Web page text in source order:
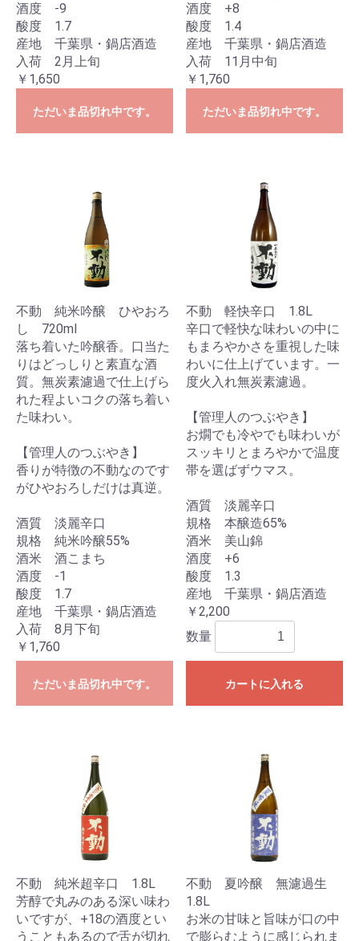
酒度 -9
酸度 1.7
産地 千葉県・鍋店酒造
入荷 2月上旬
￥1,650
ただいま品切れ中です。
酒度 +8
酸度 1.4
産地 千葉県・鍋店酒造
入荷 11月中旬
￥1,760
ただいま品切れ中です。
不動 純米吟醸 ひやおろ
し 720ml
落ち着いた吟醸香。口当た
りはどっしりと素直な酒
質。無炭素濾過で仕上げら
れた程よいコクの落ち着い
た味わい。
【管理人のつぶやき】
香りが特徴の不動なのです
がひやおろしだけは真逆。
酒質 淡麗辛口
規格 純米吟醸55%
酒米 酒こまち
酒度 -1
酸度 1.7
産地 千葉県・鍋店酒造
入荷 8月下旬
￥1,760
ただいま品切れ中です。
不動 軽快辛口 1.8L
辛口で軽快な味わいの中に
もまろやかさを重視した味
わいに仕上げています。一
度火入れ無炭素濾過。
【管理人のつぶやき】
お燗でも冷やでも味わいが
スッキリとまろやかで温度
帯を選ばずウマス。
酒質 淡麗辛口
規格 本醸造65%
酒米 美山錦
酒度 +6
酸度 1.3
産地 千葉県・鍋店酒造
￥2,200
数量
カートに入れる
不動 純米超辛口 1.8L
芳醇で丸みのある深い味わ
いですが、+18の酒度とい
うこともあるので舌が切れ
不動 夏吟醸 無濾過生
1.8L
お米の甘味と旨味が口の中
で膨らむように感じられま